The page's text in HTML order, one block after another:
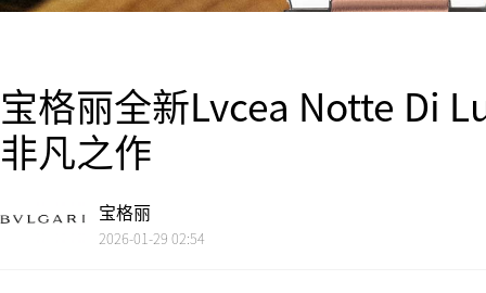
宝格丽全新Lvcea Notte Di
非凡之作
宝格丽
2026-01-29 02:54